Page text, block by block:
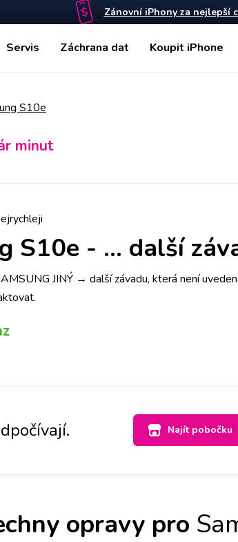
Zánovní iPhony za nejlepší
Servis Záchrana dat Koupit iPhone
S10e
minut
S10e - ... další
JINÝ → další závadu, která není
Najít pobočku
opravy pro